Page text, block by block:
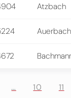
Atzbach
Auerbach
… 10 11